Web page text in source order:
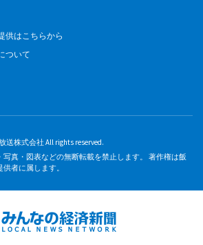
供はこちらから
ついて
送株式会社 All rights reserved.
真・図表などの無断転載を禁止します。 著作権は飯
者に属します。